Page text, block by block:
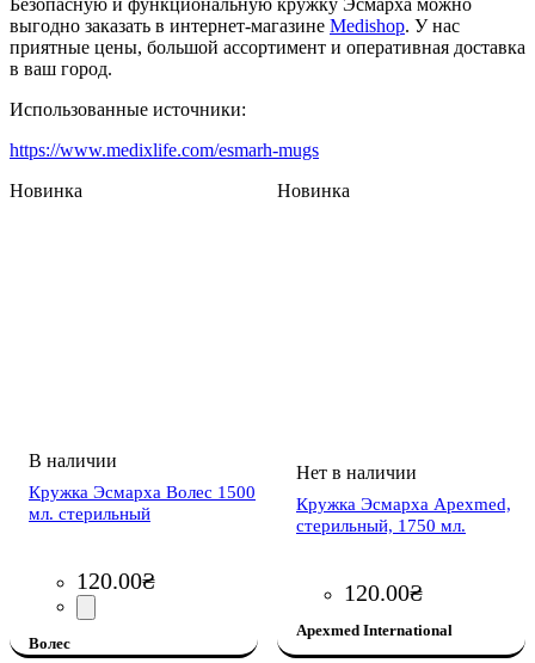
Безопасную и функциональную кружку Эсмарха можно
выгодно заказать в интернет-магазине Medishop. У нас
приятные цены, большой ассортимент и оперативная доставка
в ваш город.
Использованные источники:
https://www.medixlife.com/esmarh-mugs
Новинка
Кружка Эсмарха Волес 1500
мл. стерильный
120.00₴
Волес
Новинка
Кружка Эсмарха Apexmed,
стерильный, 1750 мл.
120.00₴
Apexmed International